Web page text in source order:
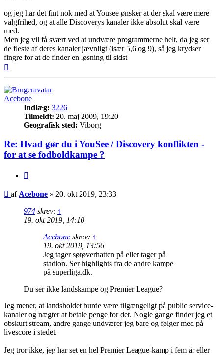
og jeg har det fint nok med at Yousee ønsker at der skal være mere
valgfrihed, og at alle Discoverys kanaler ikke absolut skal være
med.
Men jeg vil få svært ved at undvære programmerne helt, da jeg ser
de fleste af deres kanaler jævnligt (især 5,6 og 9), så jeg krydser
fingre for at de finder en løsning til sidst
Acebone
Indlæg: 3226
Tilmeldt: 20. maj 2009, 19:20
Geografisk sted: Viborg
Re: Hvad gør du i YouSee / Discovery konflikten -
for at se fodboldkampe ?
Indlæg
af Acebone » 20. okt 2019, 23:33
974 skrev: ↑
19. okt 2019, 14:10
Acebone skrev: ↑
19. okt 2019, 13:56
Jeg tager sørøverhatten på eller tager på
stadion. Ser highlights fra de andre kampe
på superliga.dk.
Du ser ikke landskampe og Premier League?
Jeg mener, at landsholdet burde være tilgængeligt på public service-
kanaler og nægter at betale penge for det. Nogle gange finder jeg et
obskurt stream, andre gange undværer jeg bare og følger med på
livescore i stedet.
Jeg tror ikke, jeg har set en hel Premier League-kamp i fem år eller